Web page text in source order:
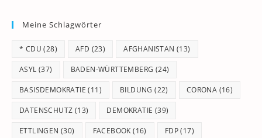
Meine Schlagwörter
* CDU (28) AFD (23) AFGHANISTAN (13)
ASYL (37) BADEN-WÜRTTEMBERG (24)
BASISDEMOKRATIE (11) BILDUNG (22) CORONA (16)
DATENSCHUTZ (13) DEMOKRATIE (39)
ETTLINGEN (30) FACEBOOK (16) FDP(17)